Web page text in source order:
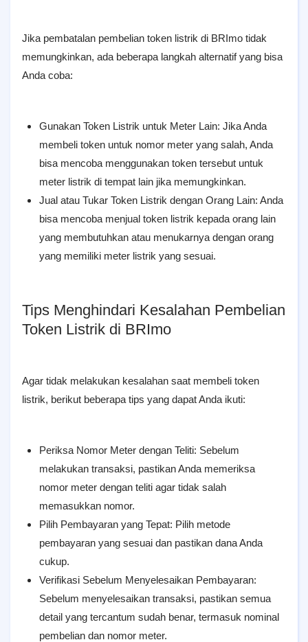
Jika pembatalan pembelian token listrik di BRImo tidak
memungkinkan, ada beberapa langkah alternatif yang bisa
Anda coba:
Gunakan Token Listrik untuk Meter Lain: Jika Anda
membeli token untuk nomor meter yang salah, Anda
bisa mencoba menggunakan token tersebut untuk
meter listrik di tempat lain jika memungkinkan.
Jual atau Tukar Token Listrik dengan Orang Lain: Anda
bisa mencoba menjual token listrik kepada orang lain
yang membutuhkan atau menukarnya dengan orang
yang memiliki meter listrik yang sesuai.
Tips Menghindari Kesalahan Pembelian
Token Listrik di BRImo
Agar tidak melakukan kesalahan saat membeli token
listrik, berikut beberapa tips yang dapat Anda ikuti:
Periksa Nomor Meter dengan Teliti: Sebelum
melakukan transaksi, pastikan Anda memeriksa
nomor meter dengan teliti agar tidak salah
memasukkan nomor.
Pilih Pembayaran yang Tepat: Pilih metode
pembayaran yang sesuai dan pastikan dana Anda
cukup.
Verifikasi Sebelum Menyelesaikan Pembayaran:
Sebelum menyelesaikan transaksi, pastikan semua
detail yang tercantum sudah benar, termasuk nominal
pembelian dan nomor meter.